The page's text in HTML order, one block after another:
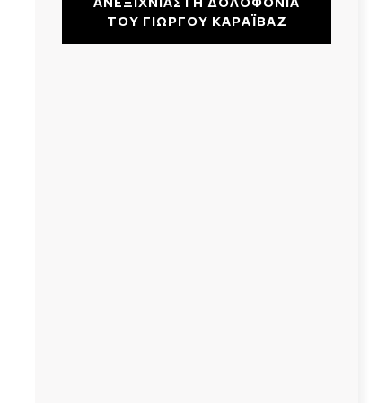
ΤΟΥ ΓΙΩΡΓΟΥ ΚΑΡΑΪΒΑΖ